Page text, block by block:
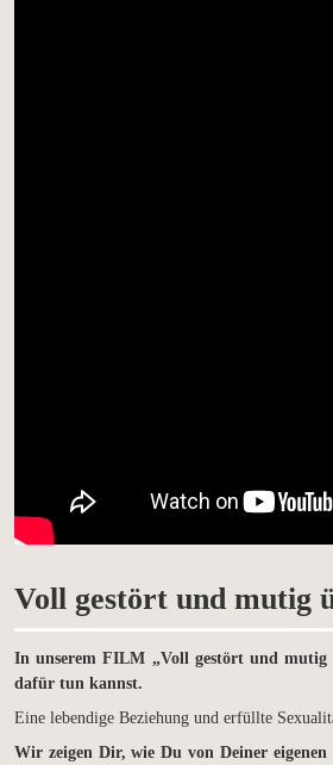
Voll gestört und mutig
In unserem FILM „Voll gestört und mutig
dafür tun kannst.
Eine lebendige Beziehung und erfüllte
Wir zeigen Dir, wie Du von Deiner